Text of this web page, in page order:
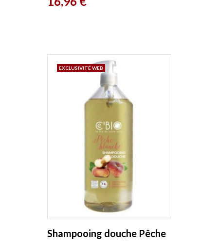
Shampooing douche Pêche
EXCLUSIVITÉ WEB